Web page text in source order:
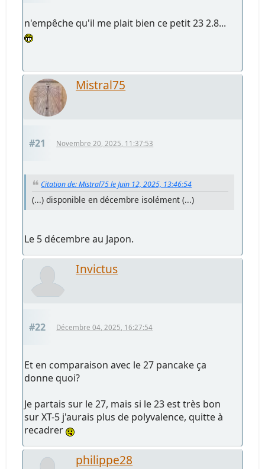
n'empêche qu'il me plait bien ce petit 23 2.8...
Mistral75
#21 Novembre 20, 2025, 11:37:53
Citation de: Mistral75 le Juin 12, 2025, 13:46:54
(...) disponible en décembre isolément (...)
Le 5 décembre au Japon.
Invictus
#22 Décembre 04, 2025, 16:27:54
Et en comparaison avec le 27 pancake ça
donne quoi?
Je partais sur le 27, mais si le 23 est très bon
sur XT-5 j'aurais plus de polyvalence, quitte à
recadrer
philippe28